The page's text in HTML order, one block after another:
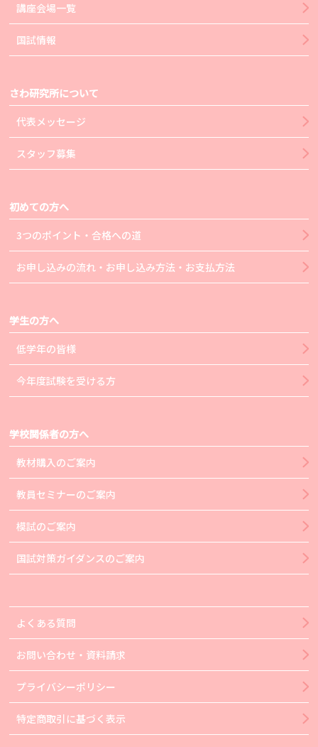
講座会場一覧
国試情報
さわ研究所について
代表メッセージ
スタッフ募集
初めての方へ
3つのポイント・合格への道
お申し込みの流れ・お申し込み方法・お支払方法
学生の方へ
低学年の皆様
今年度試験を受ける方
学校関係者の方へ
教材購入のご案内
教員セミナーのご案内
模試のご案内
国試対策ガイダンスのご案内
よくある質問
お問い合わせ・資料請求
プライバシーポリシー
特定商取引に基づく表示